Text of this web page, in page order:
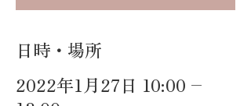
日時・場所
2022年1月27日 10:00 –